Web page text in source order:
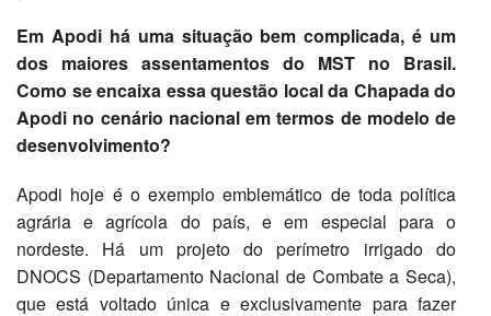
Em Apodi há uma situação bem complicada, é um
dos maiores assentamentos do MST no Brasil.
Como se encaixa essa questão local da Chapada do
Apodi no cenário nacional em termos de modelo de
desenvolvimento?
Apodi hoje é o exemplo emblemático de toda política
agrária e agrícola do país, e em especial para o
nordeste. Há um projeto do perímetro irrigado do
DNOCS (Departamento Nacional de Combate a Seca),
que está voltado única e exclusivamente para fazer